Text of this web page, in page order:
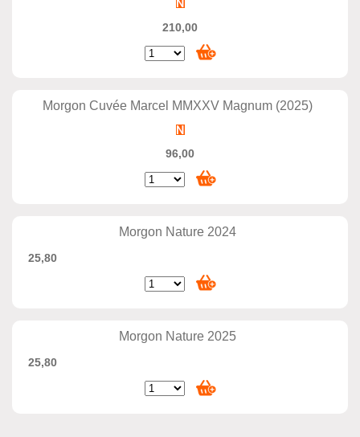
210,00
Morgon Cuvée Marcel MMXXV Magnum (2025)
96,00
Morgon Nature 2024
25,80
Morgon Nature 2025
25,80